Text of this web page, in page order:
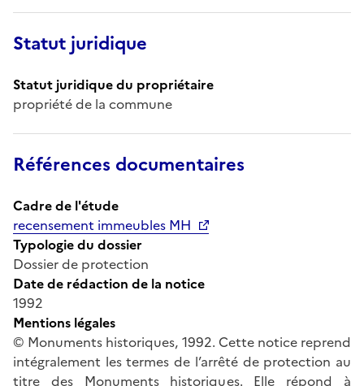
Statut juridique
Statut juridique du propriétaire
propriété de la commune
Références documentaires
Cadre de l'étude
recensement immeubles MH
Typologie du dossier
Dossier de protection
Date de rédaction de la notice
1992
Mentions légales
© Monuments historiques, 1992. Cette notice reprend
intégralement les termes de l’arrêté de protection au
titre des Monuments historiques. Elle répond à